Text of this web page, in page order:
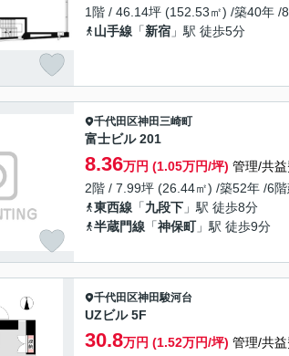
1階 / 46.14坪 (152.53㎡) /築40年 /
山手線 「新宿 」駅 徒歩5分
千代田区神田三崎町
富士ビル 201
8.36万円 (1.05万円/坪) 管理/共
2階 / 7.99坪 (26.44㎡) /築52年 /6階
東西線 「九段下 」駅 徒歩8分
半蔵門線 「神保町」駅 徒歩9分
千代田区神田駿河台
UZビル 5F
30.8万円 (1.52万円/坪) 管理/共